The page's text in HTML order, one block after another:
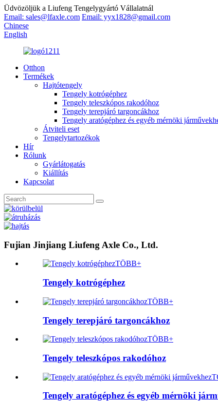
Üdvözöljük a Liufeng Tengelygyártó Vállalatnál
Email: sales@lfaxle.com Email: yyx1828@gmail.com
Chinese
English
Otthon
Termékek
Hajtótengely
Tengely kotrógéphez
Tengely teleszkópos rakodóhoz
Tengely terepjáró targoncákhoz
Tengely aratógéphez és egyéb mérnöki
Átviteli eset
Tengelytartozékok
Hír
Rólunk
Gyárlátogatás
Kiállítás
Kapcsolat
Fujian Jinjiang Liufeng Axle Co., Ltd.
TÖBB+
Tengely kotrógéphez
TÖBB+
Tengely terepjáró targoncákhoz
TÖBB+
Tengely teleszkópos rakodóhoz
Tengely aratógéphez és egyéb mérnöki